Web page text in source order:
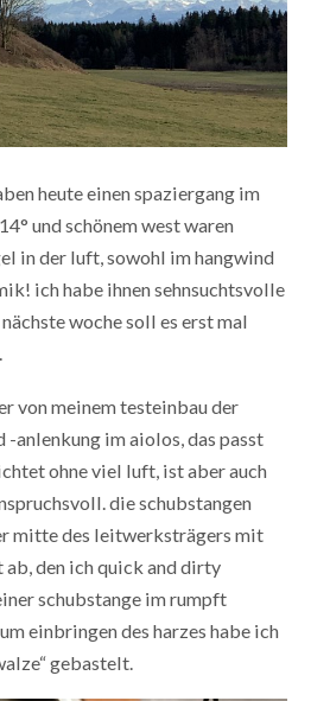
heute einen spaziergang im
und schönem west waren
in der luft, sowohl im hangwind
ich habe ihnen sehnsuchtsvolle
woche soll es erst mal
von meinem testeinbau der
-anlenkung im aiolos, das passt
ohne viel luft, ist aber auch
die schubstangen
mitte des leitwerksträgers mit
ab, den ich quick and dirty
schubstange im rumpft
einbringen des harzes habe ich
gebastelt.